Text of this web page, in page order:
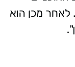
לאחר מכן הוא